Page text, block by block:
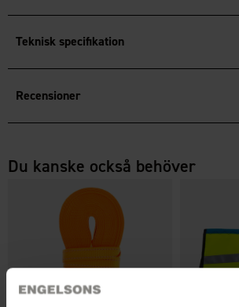
Teknisk specifikation
Recensioner
Du kanske också behöver